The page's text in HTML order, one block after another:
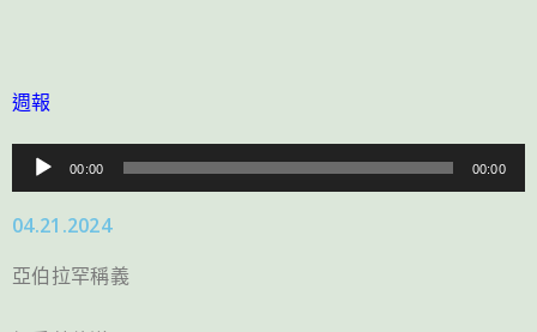
週報
訊
播
放
00:00 00:00
04.21.2024
亞伯拉罕稱義